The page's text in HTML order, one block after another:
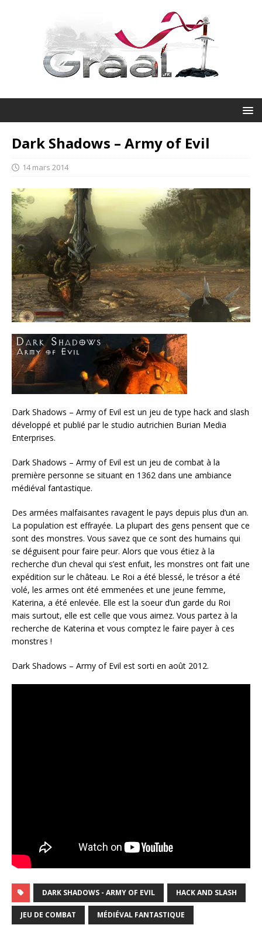
Dark Shadows – Army of Evil
14 mars 2014
Dark Shadows – Army of Evil est un jeu de type hack and slash
développé et publié par le studio autrichien Burian Media
Enterprises.
Dark Shadows – Army of Evil est un jeu de combat à la
première personne se situant en 1362 dans une ambiance
médiéval fantastique.
Des armées malfaisantes ravagent le pays depuis plus d’un an.
La population est effrayée. La plupart des gens pensent que ce
sont des monstres. Vous savez que ce sont des humains qui
se déguisent pour faire peur. Alors que vous étiez à la
recherche d’un cheval qui s’est enfuit, les monstres ont fait une
expédition sur le château. Le Roi a été blessé, le trésor a été
volé, les armes ont été emmenées et une jeune femme,
Katerina, a été enlevée. Elle est la soeur d’un garde du Roi
mais surtout, elle est celle que vous aimez. Vous partez à la
recherche de Katerina et vous comptez le faire payer à ces
monstres !
Dark Shadows – Army of Evil est sorti en août 2012.
DARK SHADOWS - ARMY OF EVIL HACK AND SLASH
JEU DE COMBAT MÉDIÉVAL FANTASTIQUE